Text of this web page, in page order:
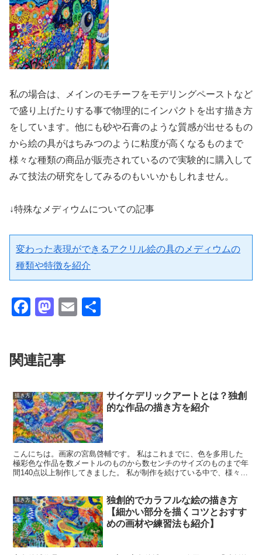
私の場合は、メインのモチーフをモデリングペーストなど
で盛り上げたりする事で物理的にインパクトを出す描き方
をしています。他にも砂や石膏のような質感が出せるもの
から絵の具がはちみつのように粘度が高くなるものまで
様々な種類の商品が販売されているので実験的に購入して
みて技法の研究をしてみるのもいいかもしれません。
↓特殊なメディウムについての記事
変わった表現ができるアクリル絵の具のメディウムの
種類や特徴を紹介
F
e
o
o
k
M
o
o
n
E
関連記事
描き方
サイケデリックアートとは？独創
的な作品の描き方を紹介
こんにちは。画家の宮島啓輔です。 私はこれまでに、色を多用した
極彩色な作品を数メートルのものから数センチのサイズのものまで年
間140点以上制作してきました。 私が制作を続けている中で、様々な
描き方
独創的でカラフルな絵の描き方
【細かい部分を描くコツとおすす
めの画材や練習法も紹介】